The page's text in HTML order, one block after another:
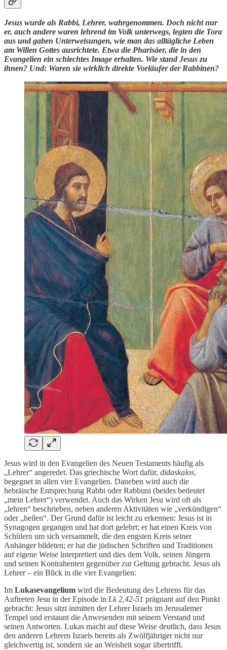
Jesus wurde als Rabbi, Lehrer, wahrgenommen. Doch nicht nur
er, auch andere waren lehrend im Volk unterwegs, legten die Tora
aus und gaben Unterweisungen, wie man das alltägliche Leben
am Willen Gottes ausrichtete. Etwa die Pharisäer, die in den
Evangelien ein schlechtes Image erhalten. Wie stand Jesus zu
ihnen? Und: Waren sie wirklich direkte Vorläufer der Rabbinen?
Jesus wird in den Evangelien des Neuen Testaments häufig als
„Lehrer“ angeredet. Das griechische Wort dafür, didaskalos,
begegnet in allen vier Evangelien. Daneben wird auch die
hebräische Entsprechung Rabbi oder Rabbuni (beides bedeutet
„mein Lehrer“) verwendet. Auch das Wirken Jesu wird oft als
„lehren“ beschrieben, neben anderen Aktivitäten wie „verkündigen“
oder „heilen“. Der Grund dafür ist leicht zu erkennen: Jesus ist in
Synagogen gegangen und hat dort gelehrt; er hat einen Kreis von
Schülern um sich versammelt, die den engsten Kreis seiner
Anhänger bildeten; er hat die jüdischen Schriften und Traditionen
auf eigene Weise interpretiert und dies dem Volk, seinen Jüngern
und seinen Kontrahenten gegenüber zur Geltung gebracht. Jesus als
Lehrer – ein Blick in die vier Evangelien:
Im Lukasevangelium wird die Bedeutung des Lehrens für das
Auftreten Jesu in der Episode in Lk 2,42-51 prägnant auf den Punkt
gebracht: Jesus sitzt inmitten der Lehrer Israels im Jerusalemer
Tempel und erstaunt die Anwesenden mit seinem Verstand und
seinen Antworten. Lukas macht auf diese Weise deutlich, dass Jesus
den anderen Lehrern Israels bereits als Zwölfjähriger nicht nur
gleichwertig ist, sondern sie an Weisheit sogar übertrifft.